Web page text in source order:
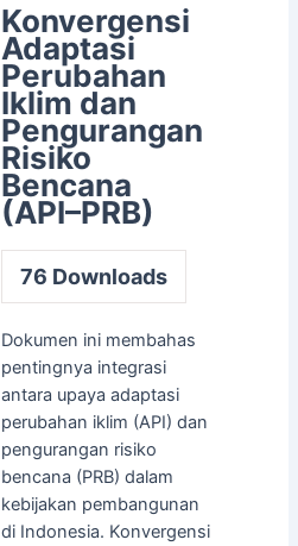
Konvergensi
Adaptasi
Perubahan
Iklim dan
Pengurangan
Risiko
Bencana
(API–PRB)
76 Downloads
Dokumen ini membahas
pentingnya integrasi
antara upaya adaptasi
perubahan iklim (API) dan
pengurangan risiko
bencana (PRB) dalam
kebijakan pembangunan
di Indonesia. Konvergensi